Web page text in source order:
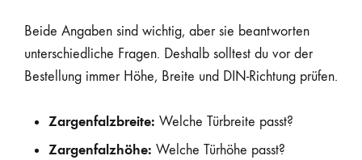
Beide Angaben sind wichtig, aber sie beantworten
unterschiedliche Fragen. Deshalb solltest du vor der
Bestellung immer Höhe, Breite und DIN-Richtung prüfen.
Zargenfalzbreite: Welche Türbreite passt?
Zargenfalzhöhe: Welche Türhöhe passt?